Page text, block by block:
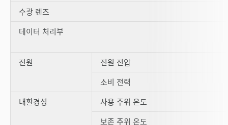
수광 렌즈
데이터 처리부
전원
전원 전압
소비 전력
내환경성
사용 주위 온도
보존 주위 온도